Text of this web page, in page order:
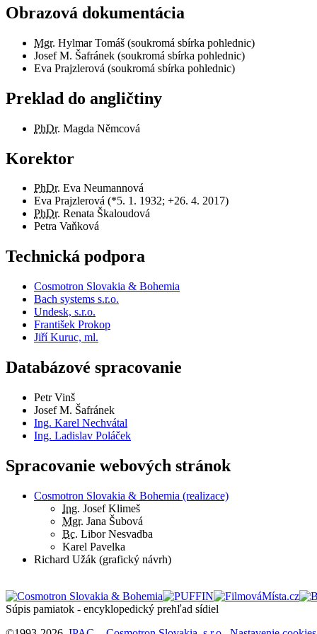
Obrazová dokumentácia
Mgr. Hylmar Tomáš (soukromá sbírka pohlednic)
Josef M. Šafránek (soukromá sbírka pohlednic)
Eva Prajzlerová (soukromá sbírka pohlednic)
Preklad do angličtiny
PhDr. Magda Němcová
Korektor
PhDr. Eva Neumannová
Eva Prajzlerová (*5. 1. 1932; +26. 4. 2017)
PhDr. Renata Škaloudová
Petra Vaňková
Technická podpora
Cosmotron Slovakia & Bohemia
Bach systems s.r.o.
Undesk, s.r.o.
František Prokop
Jiří Kuruc, ml.
Databázové spracovanie
Petr Vinš
Josef M. Šafránek
Ing. Karel Nechvátal
Ing. Ladislav Poláček
Spracovanie webových stránok
Cosmotron Slovakia & Bohemia (realizace)
Ing. Josef Klimeš
Mgr. Jana Šubová
Bc. Libor Nesvadba
Karel Pavelka
Richard Užák (grafický návrh)
Súpis pamiatok - encyklopedický prehľad sídiel